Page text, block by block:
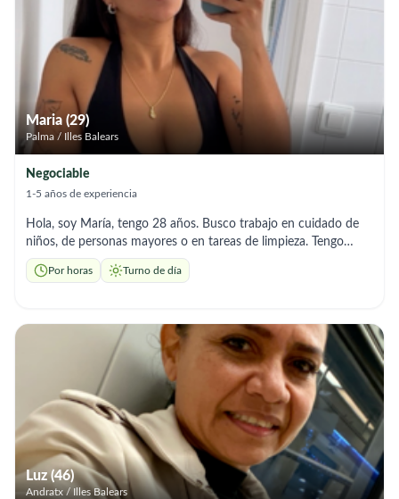
Maria (29)
Palma / Illes Balears
Negociable
1-5 años de experiencia
Hola, soy María, tengo 28 años. Busco trabajo en cuidado de
niños, de personas mayores o en tareas de limpieza. Tengo
experiencia, soy muy responsable y me gusta cuidar los
detalles. Si necesitan una persona de confianza, con ganas de
Por horas Turno de día
Luz (46)
Andratx / Illes Balears